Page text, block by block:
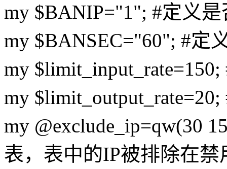
my $BANIP="1"; #定义
my $BANSEC="60"; #定
my
my
my @exclude_ip=qw(30
表，表中的IP被排除在禁